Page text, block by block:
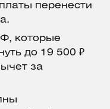
перенести
которые
до 19 500 ₽
за